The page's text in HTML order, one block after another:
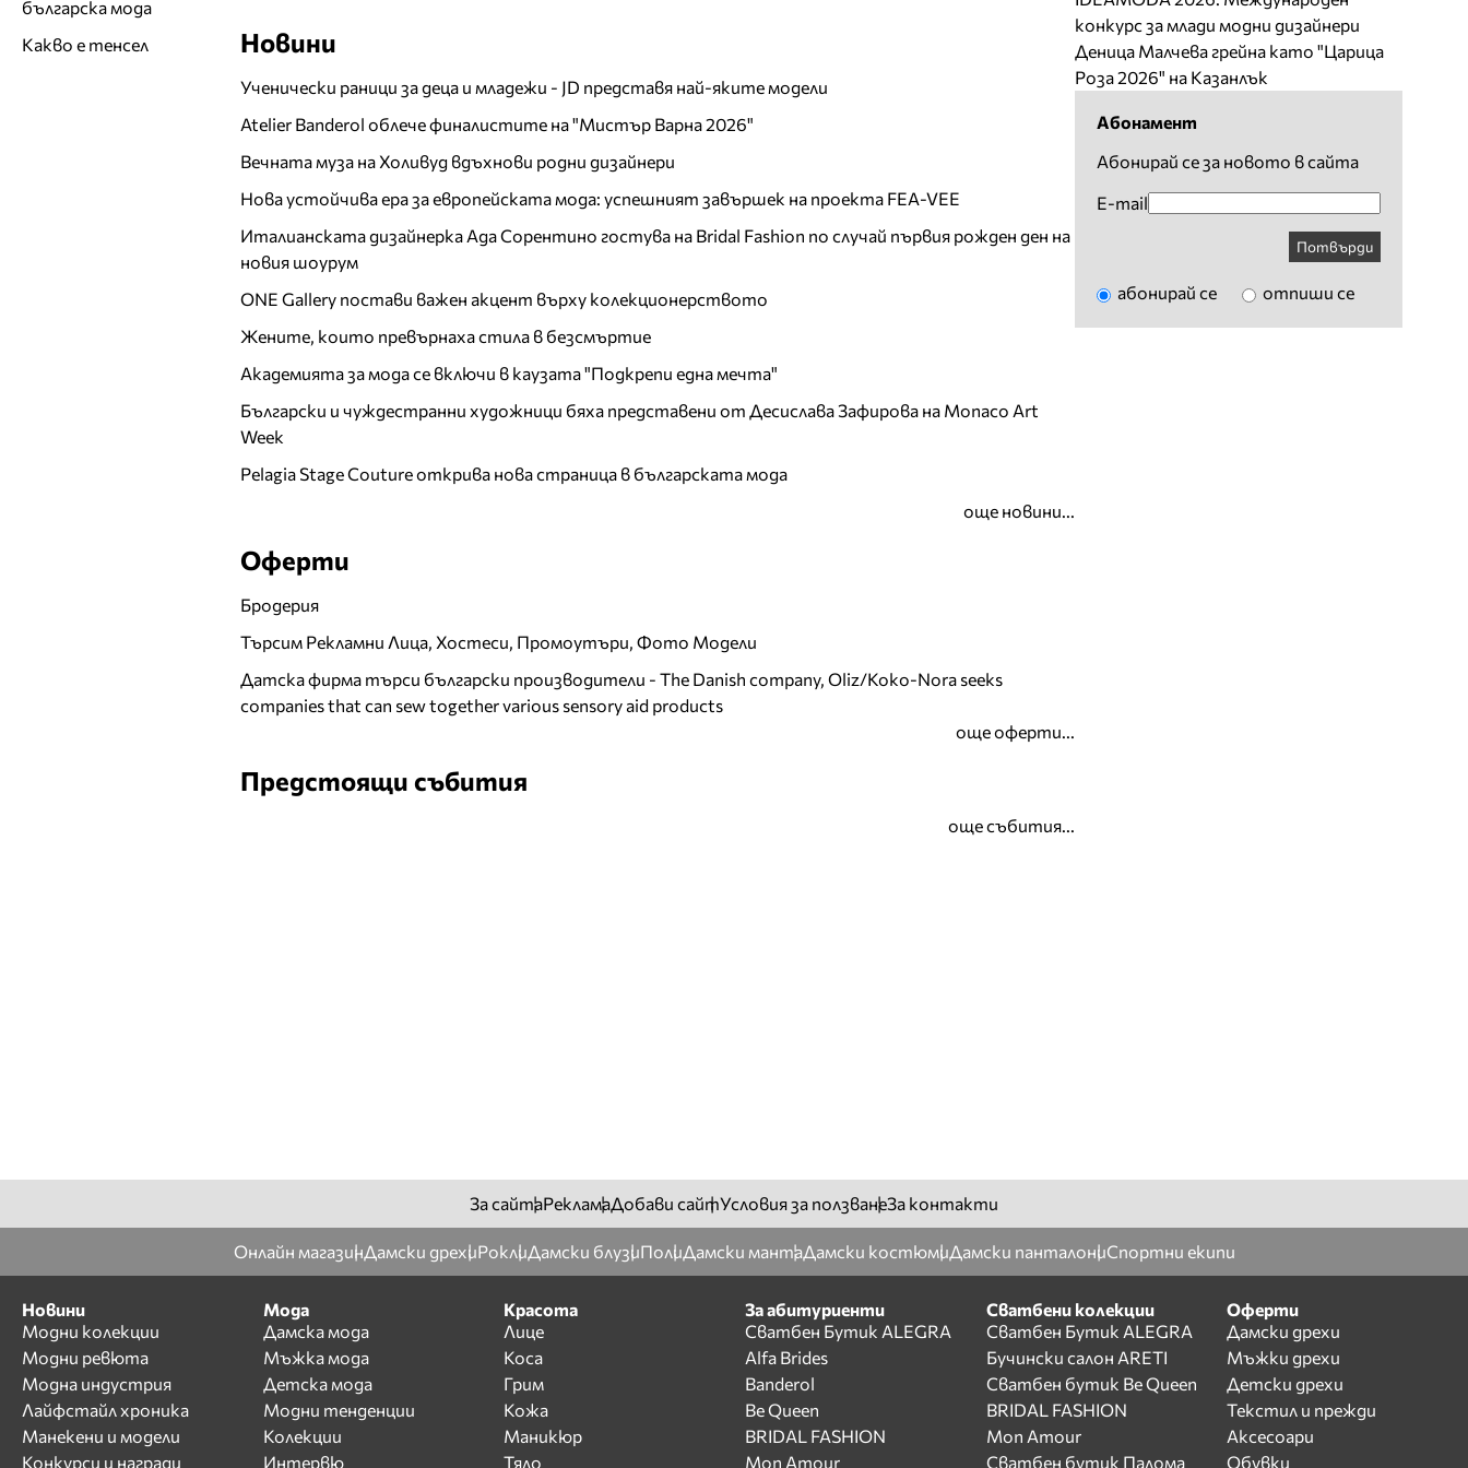
Новини
Ученически раници за деца и младежи - JD представя най-яките модели
Atelier Banderol облече финалистите на "Мистър Варна 2026"
Вечната муза на Холивуд вдъхнови родни дизайнери
Нова устойчива ера за европейската мода: успешният завършек на проекта FEA-VEE
Италианската дизайнерка Ада Сорентино гостува на Bridal Fashion по случай първия рожден ден на
новия шоурум
ONE Gallery постави важен акцент върху колекционерството
Жените, които превърнаха стила в безсмъртие
Академията за мода се включи в каузата "Подкрепи една мечта"
Български и чуждестранни художници бяха представени от Десислава Зафирова на Monaco Art
Week
Pelagia Stage Couture открива нова страница в българската мода
още новини...
Оферти
Бродерия
Търсим Рекламни Лица, Хостеси, Промоутъри, Фото Модели
Датска фирма търси български производители - The Danish company, Oliz/Koko-Nora seeks
companies that can sew together various sensory aid products
още оферти...
Предстоящи събития
още събития...
българска мода
Какво е тенсел
конкурс за млади модни дизайнери
Деница Малчева грейна като "Царица
Роза 2026" на Казанлък
Абонамент
Абонирай се за новото в сайта
E-mail
Потвърди
абонирай се отпиши се
За сайтаРекламаДобави сайтУсловия за ползванеЗа контакти
Онлайн магазинДамски дрехиРоклиДамски блузиПолиДамски мантаДамски костюмиДамски панталониСпортни екипи
Новини
Модни колекции
Модни ревюта
Модна индустрия
Лайфстайл хроника
Манекени и модели
Конкурси и награди
Мода
Дамска мода
Мъжка мода
Детска мода
Модни тенденции
Колекции
Интервю
Красота
Лице
Коса
Грим
Кожа
Маникюр
Тяло
За абитуриенти
Сватбен Бутик ALEGRA
Alfa Brides
Banderol
Be Queen
BRIDAL FASHION
Mon Amour
Сватбени колекции
Сватбен Бутик ALEGRA
Бучински салон ARETI
Сватбен бутик Be Queen
BRIDAL FASHION
Mon Amour
Сватбен бутик Палома
Оферти
Дамски дрехи
Мъжки дрехи
Детски дрехи
Текстил и прежди
Аксесоари
Обувки